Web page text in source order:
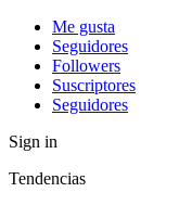
Me gusta
Seguidores
Followers
Suscriptores
Seguidores
Sign in
Tendencias